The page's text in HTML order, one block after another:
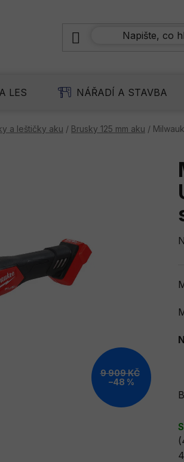
LES NÁŘADÍ A STAVBA
a leštičky aku / Brusky 125 mm aku /
je
z
9 909 KČ
–48 %